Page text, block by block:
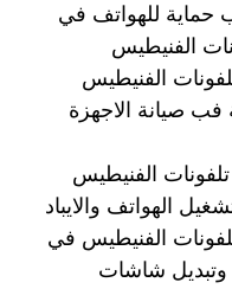
حماية للهواتف في
الفنيطيس
الفنيطيس
فب صيانة الاجهزة
الفنيطيس
الهواتف والايباد
الفنيطيس في
وتبديل شاشات